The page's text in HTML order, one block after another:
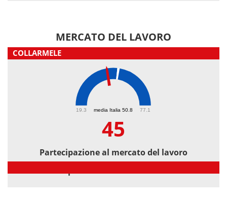
MERCATO DEL LAVORO
COLLARMELE
media Italia 50.8
19.3 77.1
45
Partecipazione al mercato del lavoro